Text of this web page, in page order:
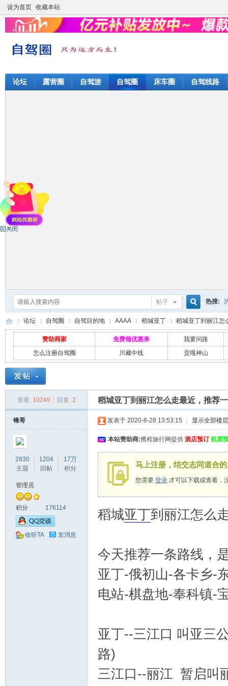
设为首页 收藏本站
论坛 露营圈 自驾游 自驾圈 床车圈 自驾线路
帖子
搜
索
热搜:
自 »
论坛
›
自驾圈
›
自驾目的地
›
AAAA
›
稻城亚丁
›
稻城亚丁到丽江怎
赞助商家 免费领优惠券
我要问路
怎么注册自驾圈
川藏中线 贡嘎神山
查看: 10249 回复: 2 稻城亚丁到丽江怎么走最近，推荐
锋哥
2830
主题
1204
回帖
17万
积分
管理员
积分 176114
收听TA 发消息
发表于 2020-8-28 13:53:15 显示全部楼层
本站赞助商:携程旅行网提供 酒店预订 机票
马上注册，结交志同道合
您需要 登录 才可以下载或查看，
稻城亚丁到丽江怎么
今天推荐一条路线，
亚丁-俄初山-各卡乡-
电站-棋盘地-奉科镇-
亚丁--三江口 叫亚三
路)
三江口--丽江 暂启叫